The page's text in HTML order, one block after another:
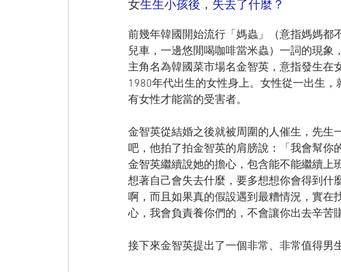
女生生小孩後，失去了什麼？
前幾年韓國開始流行「媽蟲」（意指媽媽都
兒車，一邊悠閒喝咖啡當米蟲）一詞的現象
主角名為韓國菜市場名金智英，意指發生在
1980年代出生的女性身上。女性從一出生
有女性才能當的受害者。
金智英從結婚之後就被周圍的人催生，先生
吧，他拍了拍金智英的肩膀說：「我會幫你
金智英繼續說她的擔心，包含能不能繼續上
想著自己會失去什麼，要多想想你會得到什
啊，而且如果真的假設遇到最糟情況，實在
心，我會負責養你們的，不會讓你出去辛苦
接下來金智英提出了一個非常、非常值得男